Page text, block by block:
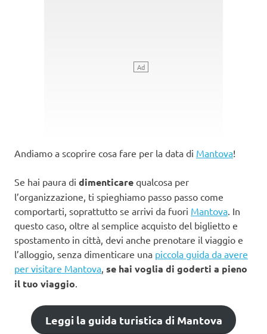
Andiamo a scoprire cosa fare per la data di Mantova!
Se hai paura di dimenticare qualcosa per
l’organizzazione, ti spieghiamo passo passo come
comportarti, soprattutto se arrivi da fuori Mantova . In
questo caso, oltre al semplice acquisto del biglietto e
spostamento in città, devi anche prenotare il viaggio e
l’alloggio, senza dimenticare una piccola guida da avere
per visitare Mantova se hai voglia di goderti a pieno
il tuo viaggio
Leggi la guida turistica di Mantova